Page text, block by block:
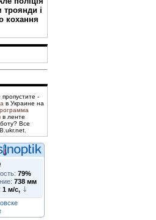
і
кохання
пропустите -
в Украине на
в ленте
Все
79%
738 мм
1 м/с,